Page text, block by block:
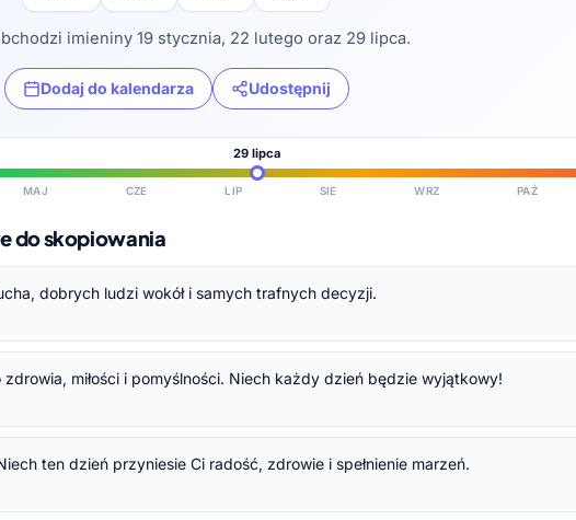
imieniny 19 stycznia, 22 lutego oraz 29 lipca.
Dodaj do kalendarza Udostępnij
29 lipca
MAJ CZE LIP SIE WRZ PAŹ
do skopiowania
dobrych ludzi wokół i samych trafnych decyzji.
miłości i pomyślności. Niech każdy dzień będzie wyjątkowy!
ten dzień przyniesie Ci radość, zdrowie i spełnienie marzeń.